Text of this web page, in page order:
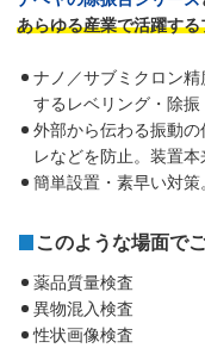
あらゆる産業で活躍す
ナノ／サブミクロン
するレベリング・除振
外部から伝わる振動
レなどを防止。装置本
簡単設置・素早い対策
このような場面で
薬品質量検査
異物混入検査
性状画像検査